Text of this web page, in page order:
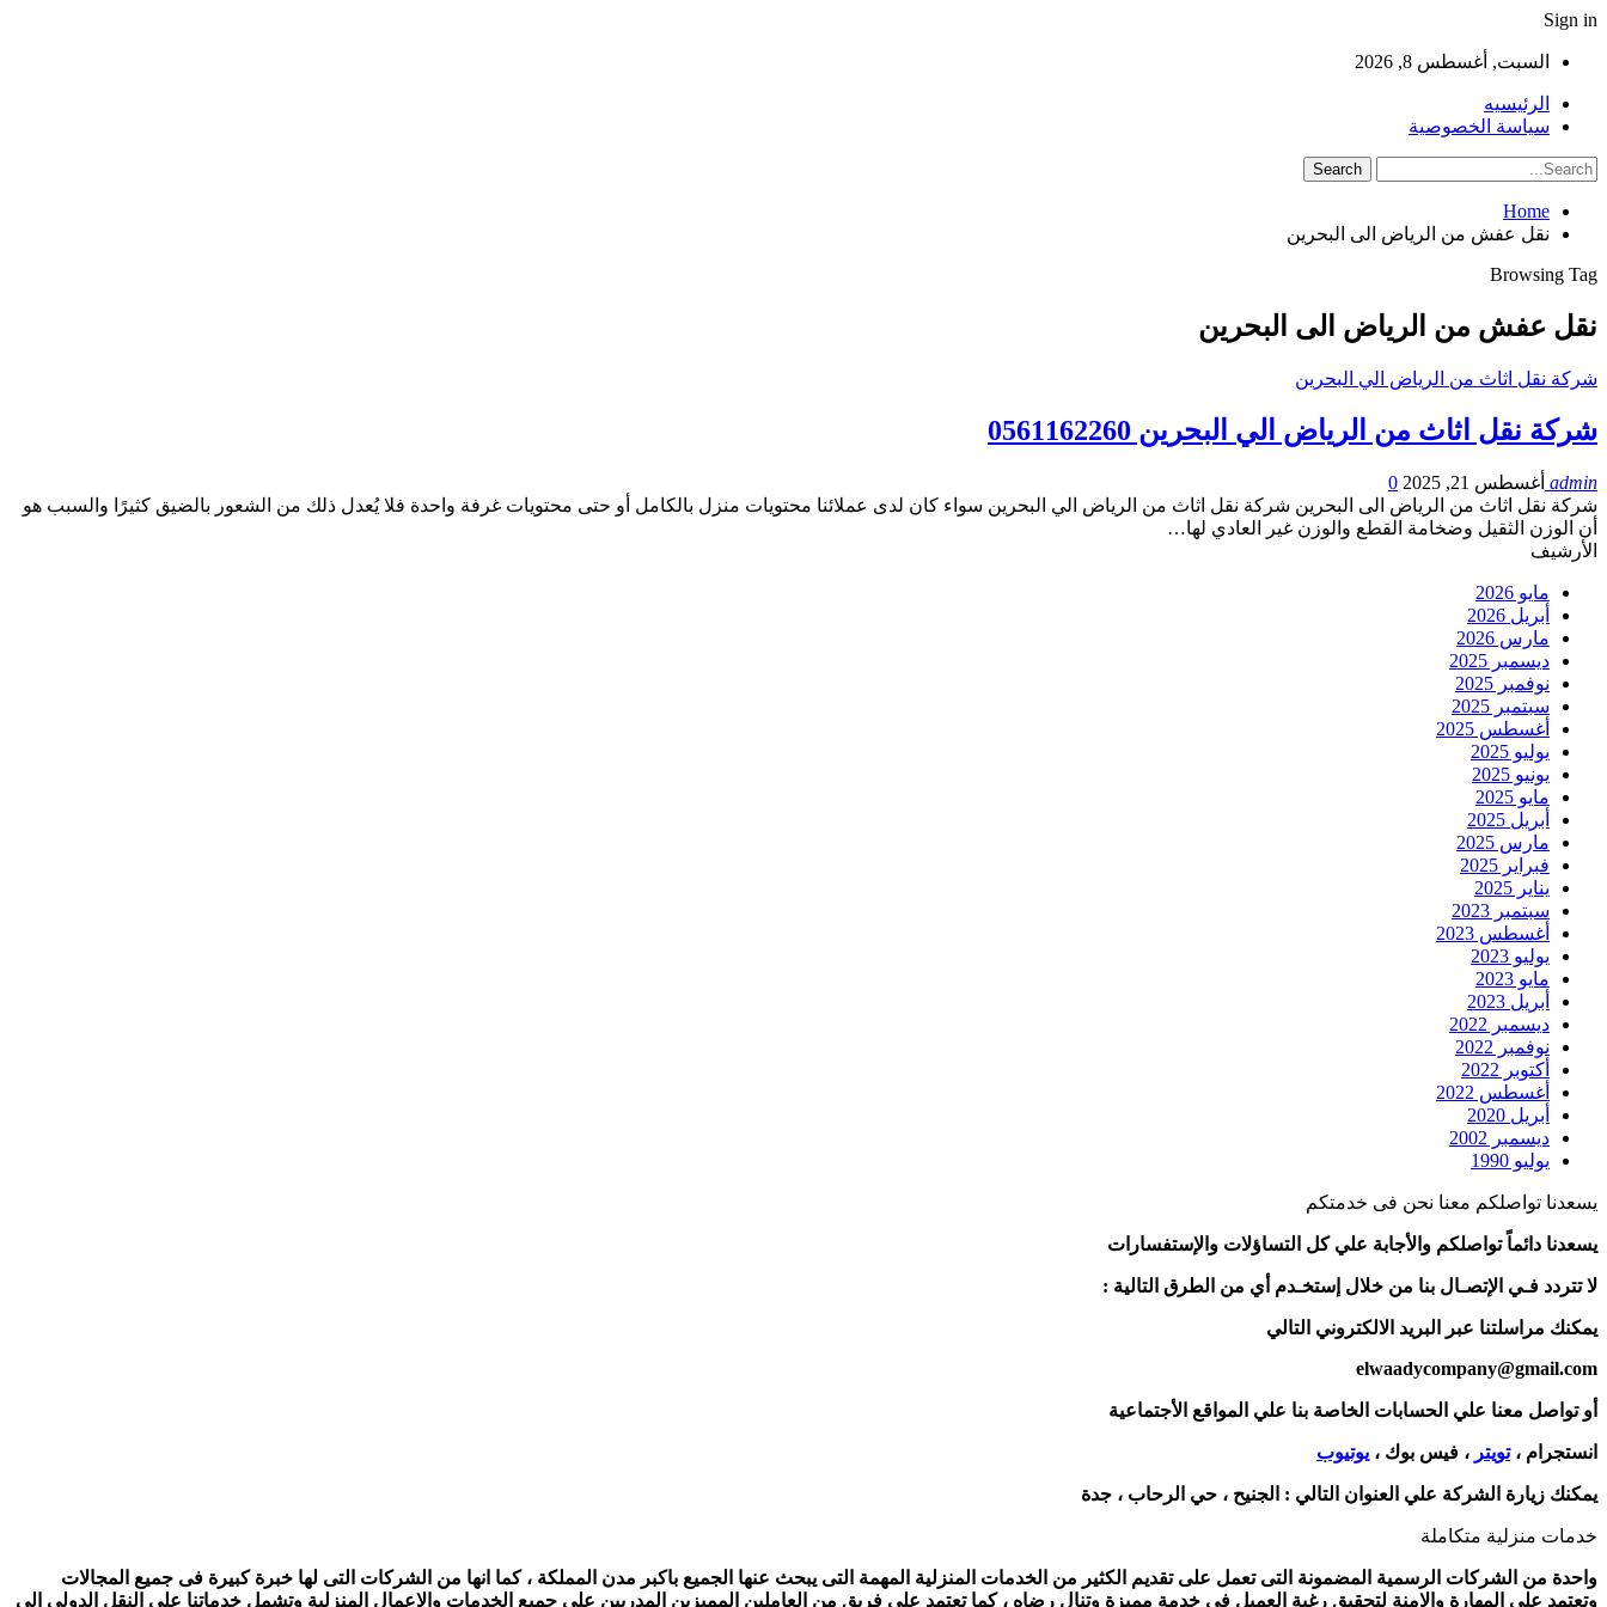
Sign in
السبت, أغسطس 8, 2026
الرئيسيه
سياسة الخصوصية
Home
نقل عفش من الرياض الى البحرين
Browsing Tag
نقل عفش من الرياض الى البحرين
شركة نقل اثاث من الرياض الي البحرين
شركة نقل اثاث من الرياض الي البحرين 0561162260
admin أغسطس 21, 2025
0
شركة نقل اثاث من الرياض الى البحرين شركة نقل اثاث من الرياض الي البحرين سواء كان لدى عملائنا محتويات منزل بالكامل أو حتى محتويات غرفة واحدة فلا يُعدل ذلك من الشعور بالضيق كثيرًا والسبب هو
أن الوزن الثقيل وضخامة القطع والوزن غير العادي لها…
الأرشيف
مايو 2026
أبريل 2026
مارس 2026
ديسمبر 2025
نوفمبر 2025
سبتمبر 2025
أغسطس 2025
يوليو 2025
يونيو 2025
مايو 2025
أبريل 2025
مارس 2025
فبراير 2025
يناير 2025
سبتمبر 2023
أغسطس 2023
يوليو 2023
مايو 2023
أبريل 2023
ديسمبر 2022
نوفمبر 2022
أكتوبر 2022
أغسطس 2022
أبريل 2020
ديسمبر 2002
يوليو 1990
يسعدنا تواصلكم معنا نحن فى خدمتكم
يسعدنا دائماً تواصلكم والأجابة علي كل التساؤلات والإستفسارات
لا تتردد فـي الإتصـال بنا من خلال إستخـدم أي من الطرق التالية :
يمكنك مراسلتنا عبر البريد الالكتروني التالي
elwaadycompany@gmail.com
أو تواصل معنا علي الحسابات الخاصة بنا علي المواقع الأجتماعية
انستجرام ،تويتر ، فيس بوك ، يوتيوب
يمكنك زيارة الشركة علي العنوان التالي : الجنيح ، حي الرحاب ، جدة
خدمات منزلية متكاملة
واحدة من الشركات الرسمية المضمونة التى تعمل على تقديم الكثير من الخدمات المنزلية المهمة التى يبحث عنها الجميع باكبر مدن المملكة ، كما انها من الشركات التى لها خبرة كبيرة فى جميع المجالات
وتعتمد على المهارة والامنة لتحقيق رغبة العميل فى خدمة مميزة وتنال رضاه ، كما تعتمد على فريق من العاملين المميزين المدربين على جميع الخدمات والاعمال المنزلية وتشمل خدماتنا على النقل الدولى الى